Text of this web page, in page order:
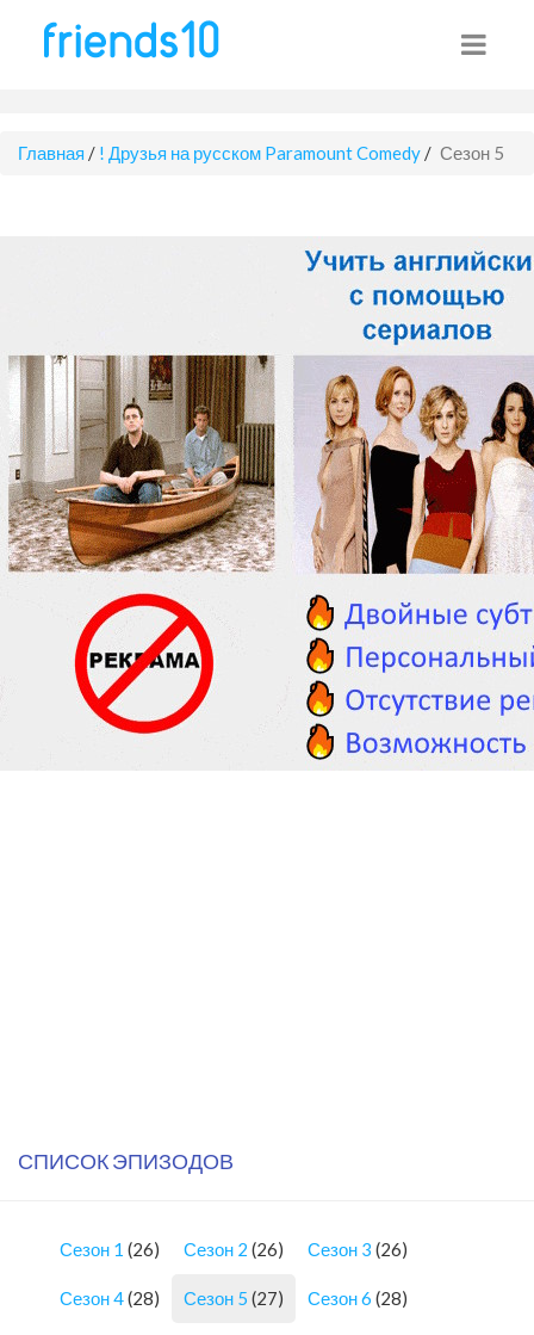
Главная / ! Друзья на русском Paramount Comedy / Сезон 5
СПИСОК ЭПИЗОДОВ
Сезон 1 (26) Сезон 2 (26) Сезон 3 (26)
Сезон 4(28) Сезон 5 (27) Сезон 6 (28)